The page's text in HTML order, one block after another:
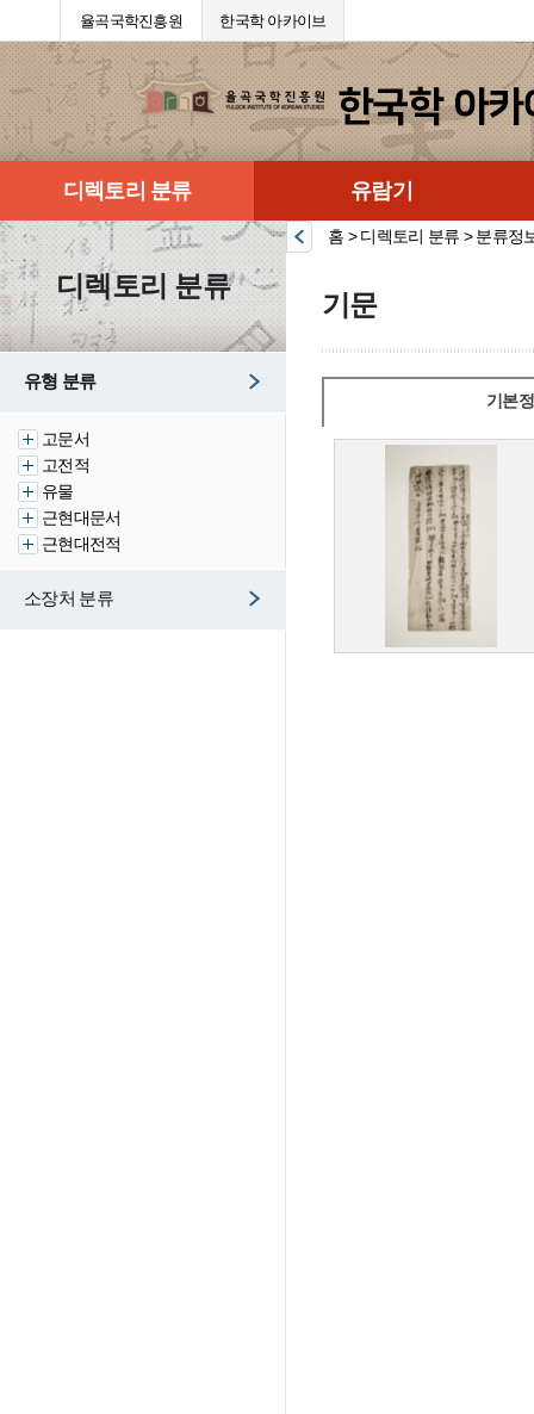
율곡국학진흥원 한국학 아카이브
디렉토리 분류 유람기
디렉토리 분류
유형 분류
고문서
고전적
유물
근현대문서
근현대전적
소장처 분류
홈 > 디렉토리 분류 > 분류정
기문
기본